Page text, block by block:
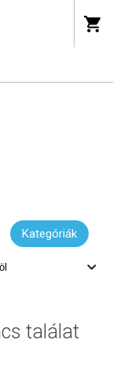
Kategóriák
találat